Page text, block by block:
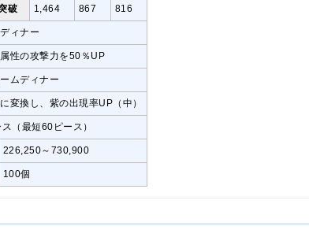
破 1,464 867 816
ィナー
性の攻撃力を50％UP
ムディナー
変換し、紫の出現率UP（中）
（最短60ピース）
226,250～730,900
100個